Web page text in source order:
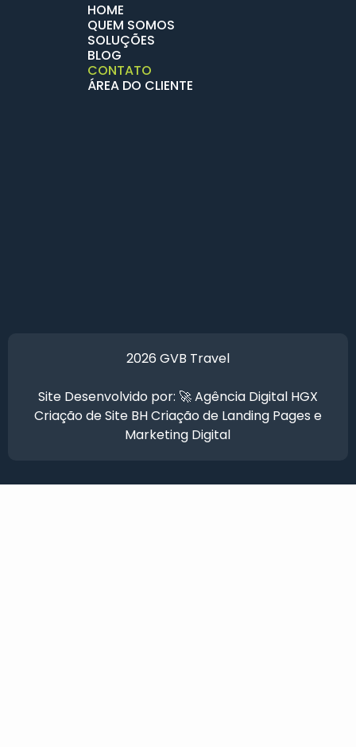
HOME
QUEM SOMOS
SOLUÇÕES
BLOG
CONTATO
ÁREA DO CLIENTE
2026 GVB Travel
Site Desenvolvido por: 🚀Agência Digital HGX
Criação de Site BHCriação de Landing Pages e
Marketing Digital